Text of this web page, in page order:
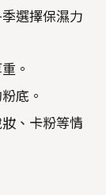
選擇保濕力
。
底。
、卡粉等情